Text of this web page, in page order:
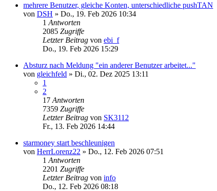
mehrere Benutzer, gleiche Konten, unterschiedliche pushTAN
von DSH » Do., 19. Feb 2026 10:34
1 Antworten
2085 Zugriffe
Letzter Beitrag von ebi_f
Do., 19. Feb 2026 15:29
Absturz nach Meldung "ein anderer Benutzer arbeitet..."
von gleichfeld » Di., 02. Dez 2025 13:11
1
2
17 Antworten
7359 Zugriffe
Letzter Beitrag von SK3112
Fr., 13. Feb 2026 14:44
starmoney start beschleunigen
von HerrLorenz22 » Do., 12. Feb 2026 07:51
1 Antworten
2201 Zugriffe
Letzter Beitrag von info
Do., 12. Feb 2026 08:18